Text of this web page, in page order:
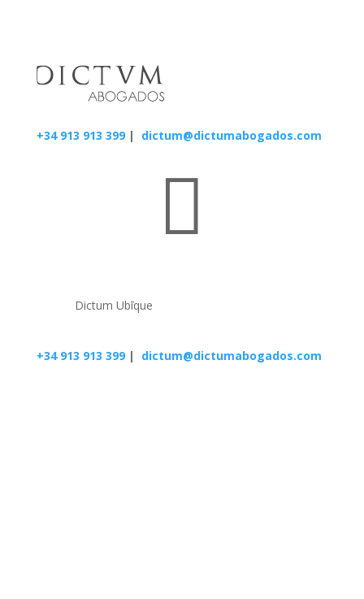
+34 913 913 399| dictum@dictumabogados.com

Dictum Ubīque
+34 913 913 399| dictum@dictumabogados.com